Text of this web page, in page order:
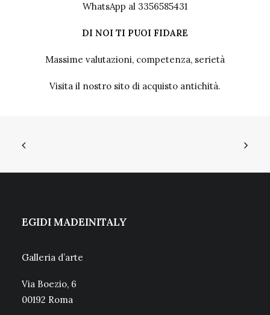
WhatsApp al 3356585431
DI NOI TI PUOI FIDARE
Massime valutazioni, competenza, serietà
Visita il nostro sito di acquisto antichità.
EGIDI MADEINITALY
Galleria d’arte
Via Boezio, 6
00192 Roma